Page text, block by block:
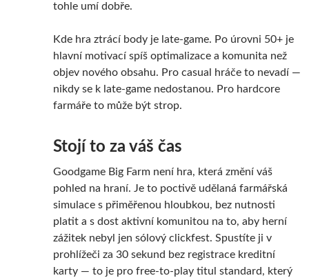
tohle umí dobře.
Kde hra ztrácí body je late-game. Po úrovni 50+ je
hlavní motivací spíš optimalizace a komunita než
objev nového obsahu. Pro casual hráče to nevadí —
nikdy se k late-game nedostanou. Pro hardcore
farmáře to může být strop.
Stojí to za váš čas
Goodgame Big Farm není hra, která změní váš
pohled na hraní. Je to poctivě udělaná farmářská
simulace s přiměřenou hloubkou, bez nutnosti
platit a s dost aktivní komunitou na to, aby herní
zážitek nebyl jen sólový clickfest. Spustíte ji v
prohlížeči za 30 sekund bez registrace kreditní
karty — to je pro free-to-play titul standard, který